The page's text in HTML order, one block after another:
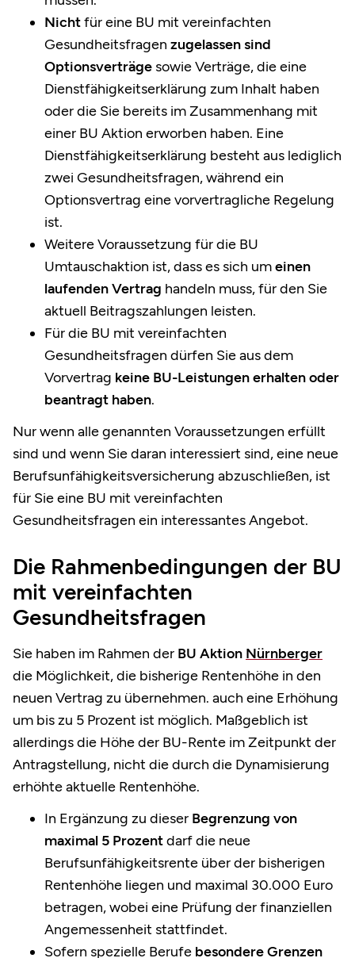
Nichtfür eine BU mit vereinfachten
Gesundheitsfragen zugelassensind
Optionsverträge sowie Verträge, die eine
Dienstfähigkeitserklärung zum Inhalt haben
oder die Sie bereits im Zusammenhang mit
einer BU Aktion erworben haben. Eine
Dienstfähigkeitserklärung besteht aus lediglich
zwei Gesundheitsfragen, während ein
Optionsvertrag eine vorvertragliche Regelung
ist.
Weitere Voraussetzung für die BU
Umtauschaktion ist, dass es sich umeinen
laufenden Vertrag handeln muss, für den Sie
aktuell Beitragszahlungen leisten.
Für die BU mit vereinfachten
Gesundheitsfragen dürfen Sie aus dem
Vorvertrag keine BU-Leistungen erhalten oder
beantragt haben.
Nur wenn alle genannten Voraussetzungen erfüllt
sind und wenn Sie daran interessiert sind, eine neue
Berufsunfähigkeitsversicherung abzuschließen, ist
für Sie eine BU mit vereinfachten
Gesundheitsfragen ein interessantes Angebot.
Die Rahmenbedingungen der BU
mit vereinfachten
Gesundheitsfragen
Sie haben im Rahmen der BU Aktion Nürnberger
die Möglichkeit, die bisherige Rentenhöhe in den
neuen Vertrag zu übernehmen. auch eine Erhöhung
um bis zu 5 Prozent ist möglich. Maßgeblich ist
allerdings die Höhe der BU-Rente im Zeitpunkt der
Antragstellung, nicht die durch die Dynamisierung
erhöhte aktuelle Rentenhöhe.
In Ergänzung zu dieser Begrenzung von
maximal 5 Prozentdarf die neue
Berufsunfähigkeitsrente über der bisherigen
Rentenhöhe liegen und maximal 30.000 Euro
betragen, wobei eine Prüfung der finanziellen
Angemessenheit stattfindet.
Sofern spezielle Berufe besondere Grenzen